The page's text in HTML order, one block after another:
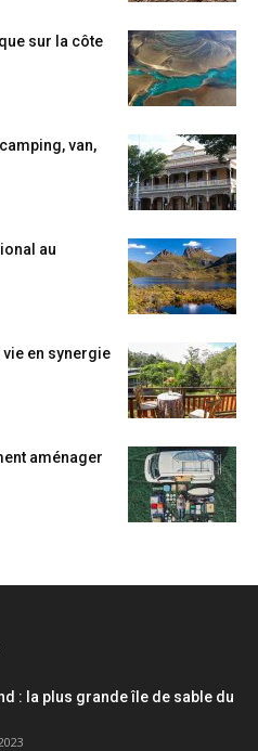
sur la côte
van,
au
vie en synergie
aménager
: la plus grande île de sable du